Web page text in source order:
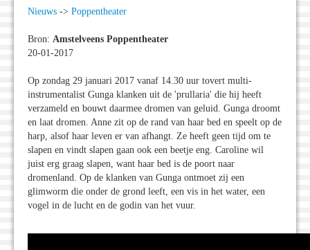
Nieuws -> Poppentheater
Bron: Amstelveens Poppentheater
20-01-2017
Op zondag 29 januari 2017 vanaf 14.30 uur tovert multi-
instrumentalist Gunga klanken uit de 'prullaria' die hij heeft
verzameld en bouwt daarmee dromen van geluid. Gunga droomt
en laat dromen. Anne zit op de rand van haar bed en speelt op de
harp, alsof haar leven er van afhangt. Ze heeft geen tijd om te
slapen en vindt slapen gaan ook een beetje eng. Caroline wil
juist erg graag slapen, want haar bed is de poort naar
dromenland. Op de klanken van Gunga ontmoet zij een
glimworm die onder de grond leeft, een vis in het water, een
vogel in de lucht en de godin van het vuur.